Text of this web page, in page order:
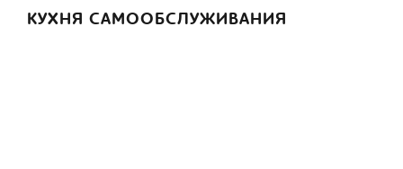
КУХНЯ САМООБСЛУЖИВАНИЯ